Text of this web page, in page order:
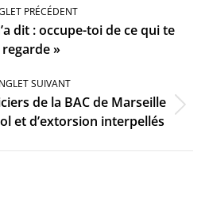
PRÉCÉDENT
Onglet
précédent
dit : occupe-toi de ce qui te
regarde »
SUIVANT
Onglet
suivant
de la BAC de Marseille
et d’extorsion interpellés